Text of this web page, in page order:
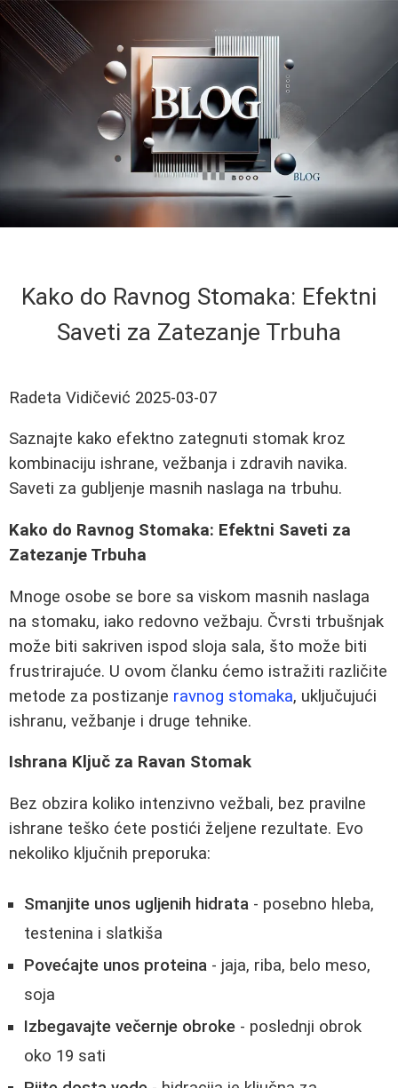
Kako do Ravnog Stomaka: Efektni
Saveti za Zatezanje Trbuha
Radeta Vidičević 2025-03-07
Saznajte kako efektno zategnuti stomak kroz
kombinaciju ishrane, vežbanja i zdravih navika.
Saveti za gubljenje masnih naslaga na trbuhu.
Kako do Ravnog Stomaka: Efektni Saveti za
Zatezanje Trbuha
Mnoge osobe se bore sa viskom masnih naslaga
na stomaku, iako redovno vežbaju. Čvrsti trbušnjak
može biti sakriven ispod sloja sala, što može biti
frustrirajuće. U ovom članku ćemo istražiti različite
metode za postizanje ravnog stomaka, uključujući
ishranu, vežbanje i druge tehnike.
Ishrana Ključ za Ravan Stomak
Bez obzira koliko intenzivno vežbali, bez pravilne
ishrane teško ćete postići željene rezultate. Evo
nekoliko ključnih preporuka:
Smanjite unos ugljenih hidrata - posebno hleba,
testenina i slatkiša
Povećajte unos proteina - jaja, riba, belo meso,
soja
Izbegavajte večernje obroke - poslednji obrok
oko 19 sati